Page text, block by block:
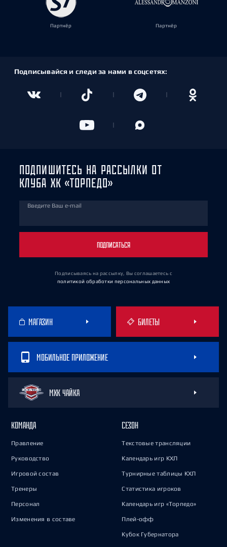
Партнёр Партнёр
Подписывайся и следи за нами в соцсетях:
ПОДПИШИТЕСЬ НА РАССЫЛКИ ОТ
КЛУБА ХК «ТОРПЕДО»
Введите Ваш e-mail
ПОДПИСАТЬСЯ
Подписываясь на рассылку, Вы соглашаетесь с
политикой обработки персональных данных
МАГАЗИН БИЛЕТЫ
МОБИЛЬНОЕ ПРИЛОЖЕНИЕ
МХК ЧАЙКА
КОМАНДА
Правление
Руководство
Игровой состав
Тренеры
Персонал
Изменения в составе
СЕЗОН
Текстовые трансляции
Календарь игр КХЛ
Турнирные таблицы КХЛ
Статистика игроков
Календарь игр «Торпедо»
Плей-офф
Кубок Губернатора